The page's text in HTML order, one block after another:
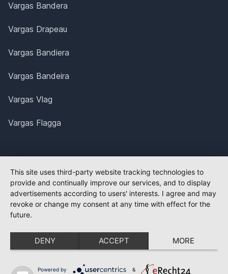
Vargas Bandera
Vargas Drapeau
Vargas Bandiera
Vargas Bandeira
Vargas Vlag
Vargas Flagga
This site uses third-party website tracking technologies to
provide and continually improve our services, and to display
advertisements according to users' interests. I agree and may
revoke or change my consent at any time with effect for the
future.
DENY ACCEPT MORE
Powered by &